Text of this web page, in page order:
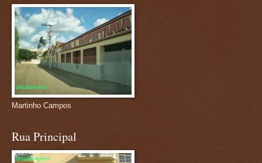
Martinho Campos
Rua Principal